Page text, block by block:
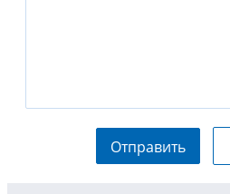
Отправить